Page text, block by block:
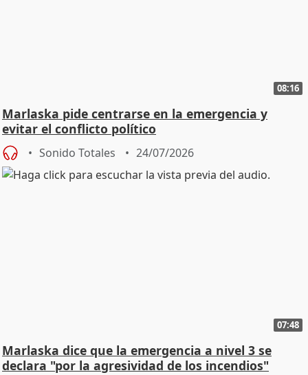
08:16
Marlaska pide centrarse en la emergencia y
evitar el conflicto político
Sonido Totales 24/07/2026
07:48
Marlaska dice que la emergencia a nivel 3 se
declara "por la agresividad de los incendios"